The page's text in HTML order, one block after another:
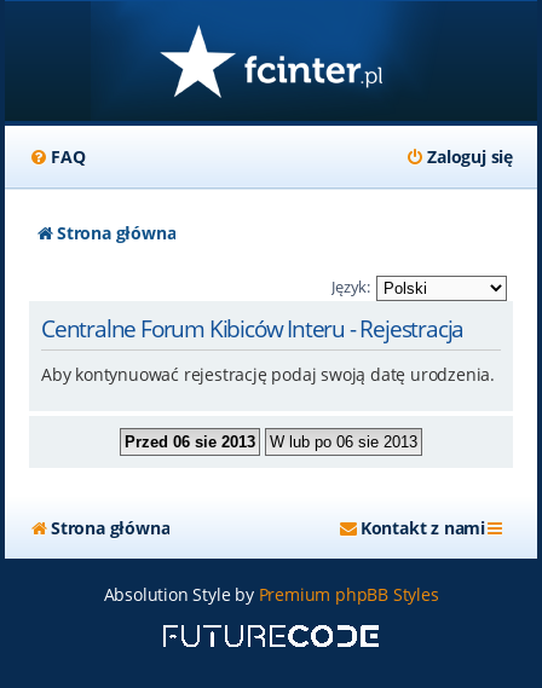
FAQ Zaloguj się
Strona główna
Język:
Centralne Forum Kibiców Interu - Rejestracja
Aby kontynuować rejestrację podaj swoją datę urodzenia.
Strona główna Kontakt z nami
Absolution Style by Premium phpBB Styles